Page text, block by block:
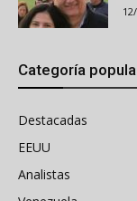
Categoría
Destacadas
EEUU
Analistas